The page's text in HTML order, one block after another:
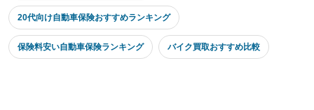
20代向け自動車保険おすすめランキング
保険料安い自動車保険ランキング バイク買取おすすめ比較